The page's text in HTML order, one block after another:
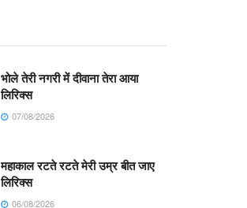
भोले तेरी नगरी में दीवाना तेरा आया
लिरिक्स
07/08/2026
महाकाल रटते रटते मेरी उम्र बीत जाए
लिरिक्स
06/08/2026